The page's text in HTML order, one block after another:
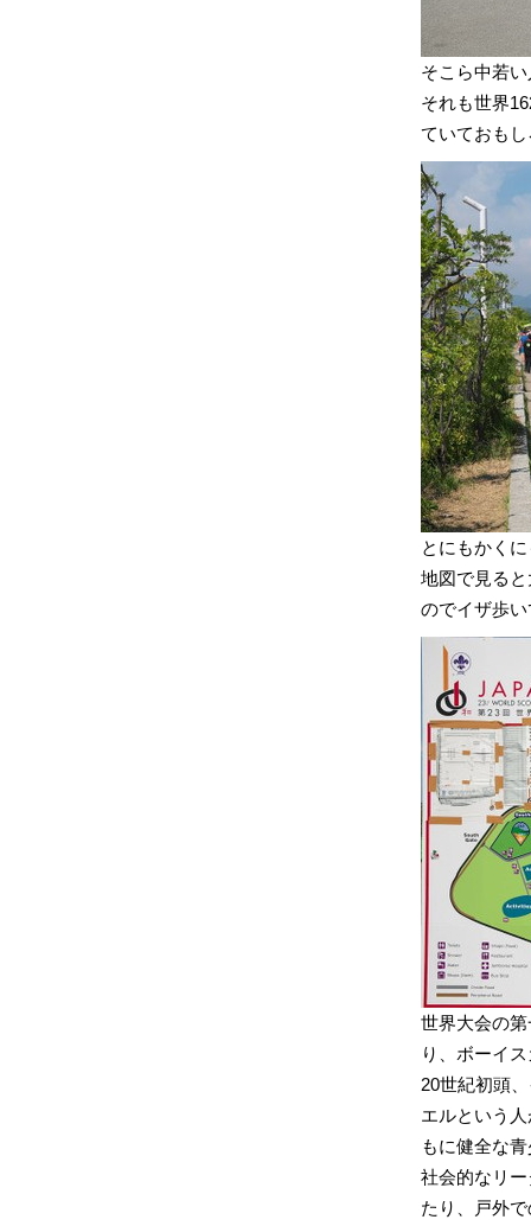
そこら中若
それも世界
ていておも
とにもかく
地図で見る
のでイザ歩
世界大会の
り、ボーイ
20世紀初頭
エルという
もに健全な
社会的なリ
たり、戸外